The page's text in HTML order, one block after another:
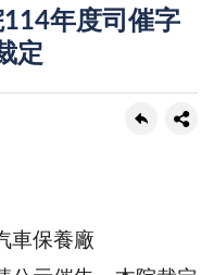
年度司催字
定
保養廠